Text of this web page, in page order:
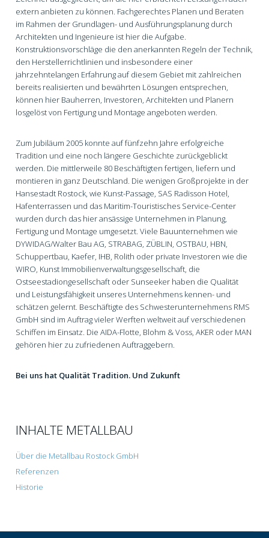
extern anbieten zu können. Fachgerechtes Planen und Beraten
im Rahmen der Grundlagen- und Ausführungsplanung durch
Architekten und Ingenieure ist hier die Aufgabe.
Konstruktionsvorschläge die den anerkannten Regeln der Technik,
den Herstellerrichtlinien und insbesondere einer
jahrzehntelangen Erfahrung auf diesem Gebiet mit zahlreichen
bereits realisierten und bewährten Lösungen entsprechen,
können hier Bauherren, Investoren, Architekten und Planern
losgelöst von Fertigung und Montage angeboten werden.
Zum Jubiläum 2005 konnte auf fünfzehn Jahre erfolgreiche
Tradition und eine noch längere Geschichte zurückgeblickt
werden. Die mittlerweile 80 Beschäftigten fertigen, liefern und
montieren in ganz Deutschland. Die wenigen Großprojekte in der
Hansestadt Rostock, wie Kunst-Passage, SAS Radisson Hotel,
Hafenterrassen und das Maritim-Touristisches Service-Center
wurden durch das hier ansässige Unternehmen in Planung,
Fertigung und Montage umgesetzt. Viele Bauunternehmen wie
DYWIDAG/Walter Bau AG, STRABAG, ZÜBLIN, OSTBAU, HBN,
Schuppertbau, Kaefer, IHB, Rolith oder private Investoren wie die
WIRO, Kunst Immobilienverwaltungsgesellschaft, die
Ostseestadiongesellschaft oder Sunseeker haben die Qualität
und Leistungsfähigkeit unseres Unternehmens kennen- und
schätzen gelernt. Beschäftigte des Schwesterunternehmens RMS
GmbH sind im Auftrag vieler Werften weltweit auf verschiedenen
Schiffen im Einsatz. Die AIDA-Flotte, Blohm & Voss, AKER oder MAN
gehören hier zu zufriedenen Auftraggebern.
Bei uns hat Qualität Tradition. Und Zukunft
INHALTE METALLBAU
Über die Metallbau Rostock GmbH
Referenzen
Historie